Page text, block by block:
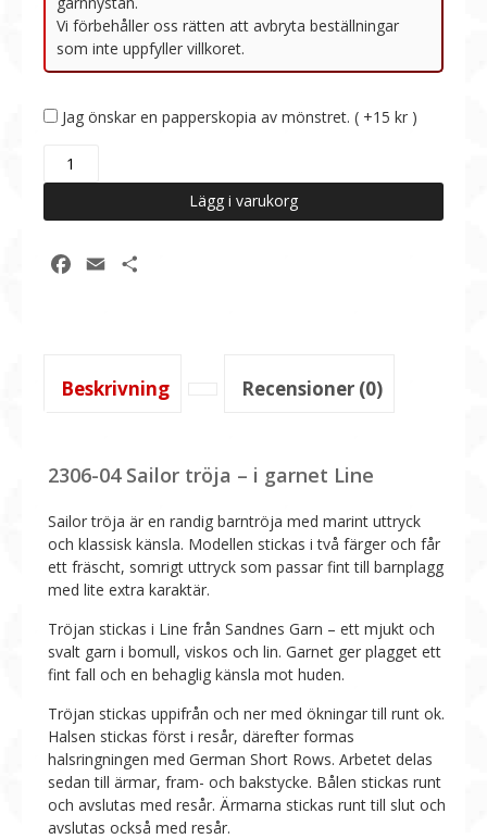
Jag önskar en papperskopia av mönstret. ( +15 kr )
2306-
04
tröja,
12
Lägg i varukorg
Facebook
Email
Beskrivning Recensioner (0)
2306-04 Sailor tröja – i garnet Line
Sailor tröja är en randig barntröja med marint uttryck
och klassisk känsla. Modellen stickas i två färger och får
ett fräscht, somrigt uttryck som passar fint till barnplagg
med lite extra karaktär.
Tröjan stickas i Line från Sandnes Garn – ett mjukt och
svalt garn i bomull, viskos och lin. Garnet ger plagget ett
fint fall och en behaglig känsla mot huden.
Tröjan stickas uppifrån och ner med ökningar till runt ok.
Halsen stickas först i resår, därefter formas
halsringningen med German Short Rows. Arbetet delas
sedan till ärmar, fram- och bakstycke. Bålen stickas runt
och avslutas med resår. Ärmarna stickas runt till slut och
avslutas också med resår.